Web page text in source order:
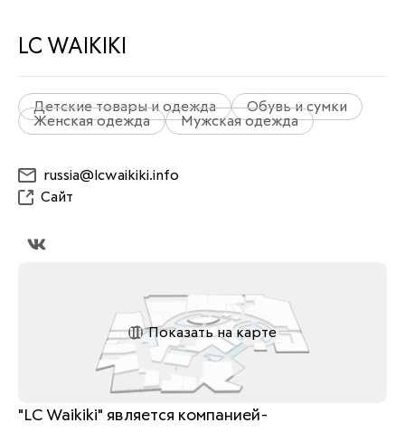
LC WAIKIKI
Детские товары и одежда
Обувь и сумки
Женская одежда
Мужская одежда
russia@lcwaikiki.info
Сайт
Показать на карте
"LC Waikiki" является компанией-